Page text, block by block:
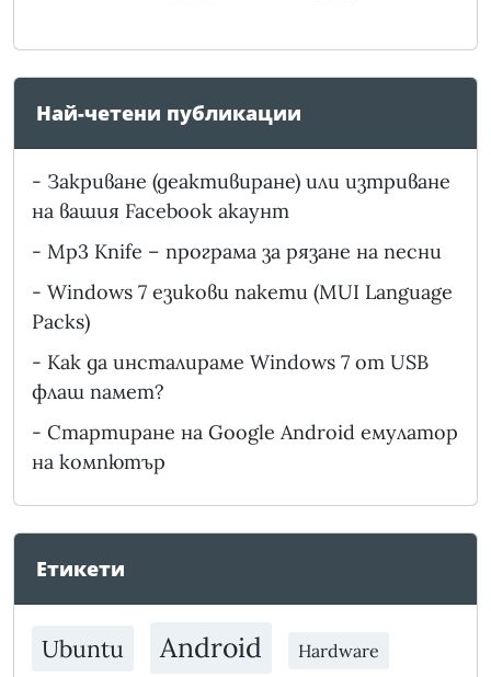
Най-четени публикации
- Закриване (деактивиране) или изтриване
на вашия Facebook акаунт
- Mp3 Knife – програма за рязане на песни
- Windows 7 езикови пакети (MUI Language
Packs)
- Как да инсталираме Windows 7 от USB
флаш памет?
- Стартиране на Google Android емулатор
на компютър
Етикети
Ubuntu Android Hardware